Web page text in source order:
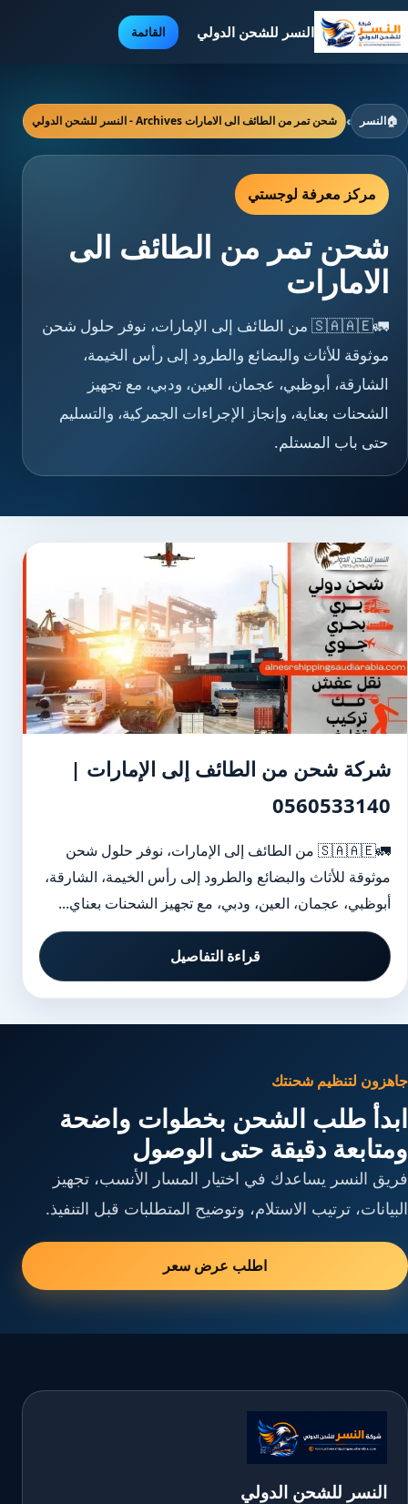
النسر للشحن الدولي القائمة
🏠النسر › شحن تمر من الطائف الى الامارات Archives - النسر للشحن الدولي
مركز معرفة لوجستي
شحن تمر من الطائف الى
الامارات
🚛🇸🇦🇦🇪 من الطائف إلى الإمارات، نوفر حلول شحن
موثوقة للأثاث والبضائع والطرود إلى رأس الخيمة،
الشارقة، أبوظبي، عجمان، العين، ودبي، مع تجهيز
الشحنات بعناية، وإنجاز الإجراءات الجمركية، والتسليم
حتى باب المستلم.
شركة شحن من الطائف إلى الإمارات |
0560533140
🚛🇸🇦🇦🇪 من الطائف إلى الإمارات، نوفر حلول شحن
موثوقة للأثاث والبضائع والطرود إلى رأس الخيمة، الشارقة،
أبوظبي، عجمان، العين، ودبي، مع تجهيز الشحنات بعناي...
قراءة التفاصيل
جاهزون لتنظيم شحنتك
ابدأ طلب الشحن بخطوات واضحة
ومتابعة دقيقة حتى الوصول
فريق النسر يساعدك في اختيار المسار الأنسب، تجهيز
البيانات، ترتيب الاستلام، وتوضيح المتطلبات قبل التنفيذ.
اطلب عرض سعر
النسر للشحن الدولي